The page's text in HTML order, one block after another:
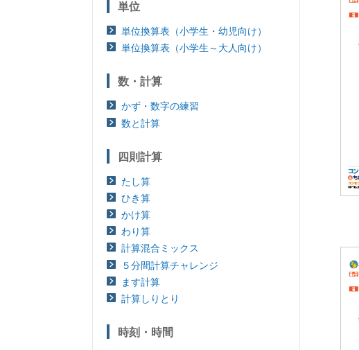
単位
単位換算表（小学生・幼児向け）
単位換算表（小学生～大人向け）
数・計算
かず・数字の練習
数と計算
四則計算
たし算
ひき算
かけ算
わり算
計算混合ミックス
５分間計算チャレンジ
ます計算
計算しりとり
時刻・時間